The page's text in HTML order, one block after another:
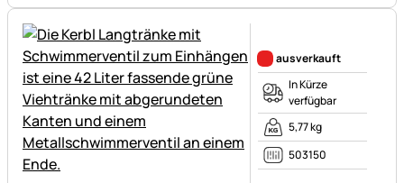
ausverkauft
In Kürze
verfügbar
5,77 kg
503150